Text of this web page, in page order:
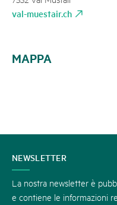
val-muestair.ch
MAPPA
CONTATTATECI
NEWSLETTER
La nostra newsletter è
e contiene le informazioni